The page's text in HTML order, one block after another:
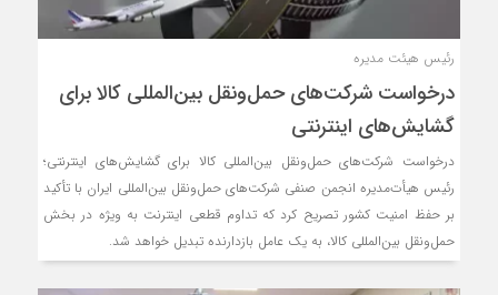
رئیس هیئت مدیره
درخواست شرکت‌های حمل‌ونقل بین‌المللی کالا برای
گشایش‌های اینترنتی
درخواست شرکت‌های حمل‌ونقل بین‌المللی کالا برای گشایش‌های اینترنتی؛
رئیس هیأت‌مدیره انجمن صنفی شرکت‌های حمل‌ونقل بین‌المللی ایران با تأکید
بر حفظ امنیت کشور تصریح کرد که تداوم قطعی اینترنت به ویژه در بخش
حمل‌ونقل بین‌المللی کالا، به یک عامل بازدارنده تبدیل خواهد شد.